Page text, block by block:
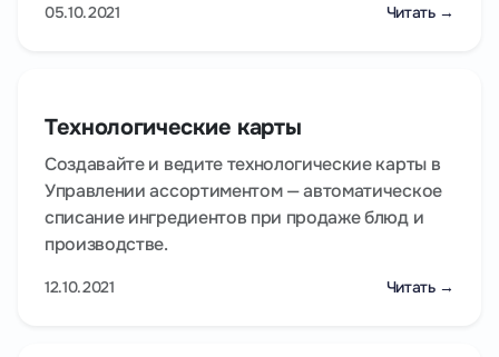
05.10.2021 Читать →
Технологические карты
Создавайте и ведите технологические карты в
Управлении ассортиментом — автоматическое
списание ингредиентов при продаже блюд и
производстве.
12.10.2021 Читать →